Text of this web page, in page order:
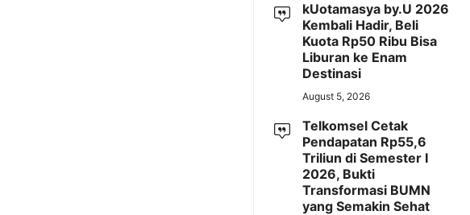
kUotamasya by.U 2026
Kembali Hadir, Beli
Kuota Rp50 Ribu Bisa
Liburan ke Enam
Destinasi
August 5, 2026
Telkomsel Cetak
Pendapatan Rp55,6
Triliun di Semester I
2026, Bukti
Transformasi BUMN
yang Semakin Sehat